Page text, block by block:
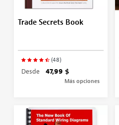
Trade Secrets Book
(48)
Desde 47,99 $
Más opciones